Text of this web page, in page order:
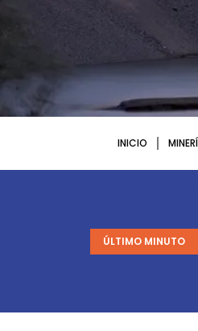
INICIO
ÚLTIMO MINUTO